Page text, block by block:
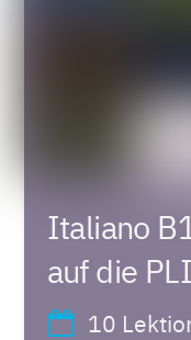
Italiano
auf die
10